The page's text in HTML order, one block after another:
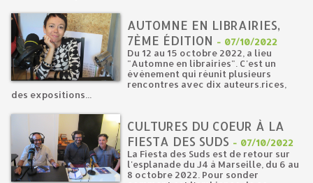
AUTOMNE EN LIBRAIRIES,
7ÈME ÉDITION - 07/10/2022
Du 12 au 15 octobre 2022, a lieu
"Automne en librairies". C'est un
évènement qui réunit plusieurs
rencontres avec dix auteurs.rices,
des expositions...
CULTURES DU COEUR À LA
FIESTA DES SUDS - 07/10/2022
La Fiesta des Suds est de retour sur
l'esplanade du J4 à Marseille, du 6 au
8 octobre 2022. Pour sonder